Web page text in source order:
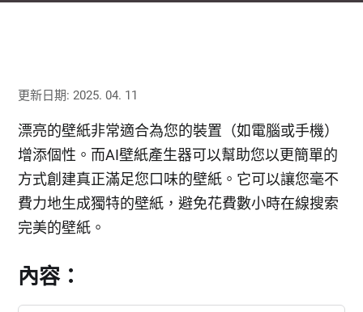
更新日期: 2025. 04. 11
漂亮的壁紙非常適合為您的裝置（如電腦或手機）
增添個性。而AI壁紙產生器可以幫助您以更簡單的
方式創建真正滿足您口味的壁紙。它可以讓您毫不
費力地生成獨特的壁紙，避免花費數小時在線搜索
完美的壁紙。
內容：